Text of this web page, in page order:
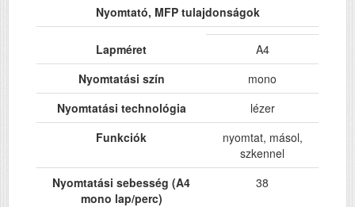
Nyomtató, MFP tulajdonságok
Lapméret
A4
Nyomtatási szín
mono
Nyomtatási technológia
lézer
Funkciók
nyomtat, másol,
szkennel
Nyomtatási sebesség (A4
mono lap/perc)
38